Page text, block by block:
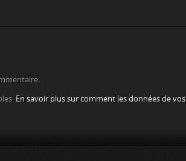
En savoir plus sur comment les données de vos